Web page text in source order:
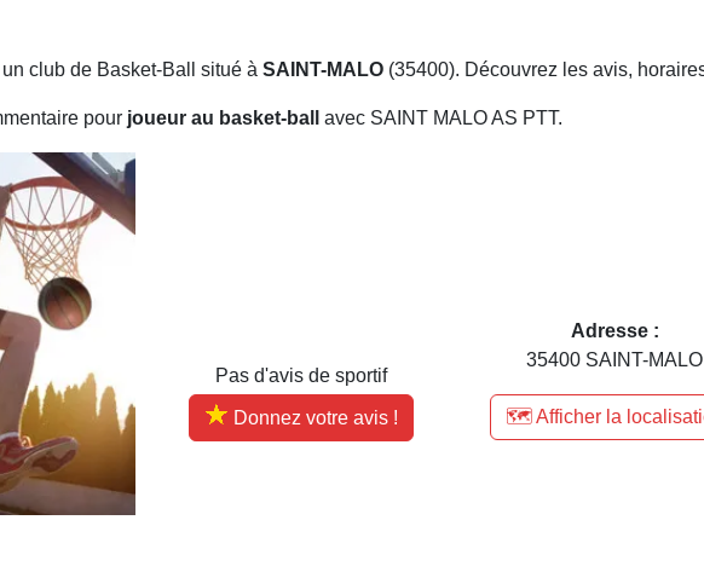
club de Basket-Ball situé à SAINT-MALO (35400). Découvrez les avis,
pour joueur au basket-ball avec SAINT MALO AS PTT.
Pas d'avis de sportif
Donnez votre avis !
Adresse :
35400 SAINT-MALO
🗺️ Afficher la